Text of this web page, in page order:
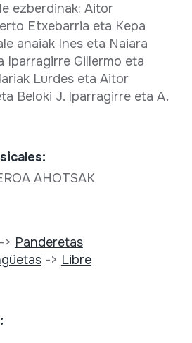
ezberdinak: Aitor
Etxebarria eta Kepa
anaiak Ines eta Naiara
Iparragirre Gillermo eta
Lurdes eta Aitor
Beloki J. Iparragirre eta A.
AHOTSAK
Panderetas
-> Libre